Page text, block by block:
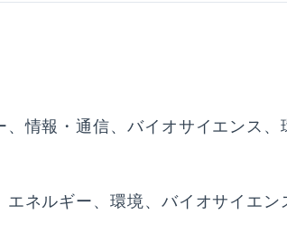
情報・通信、バイオサイエンス、
ネルギー、環境、バイオサイエン